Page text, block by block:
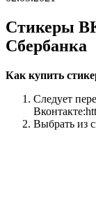
Стикеры
Сбербанка
Как купить
Следует
Выбрать из